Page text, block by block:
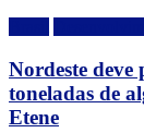
Nordeste
toneladas de
Etene